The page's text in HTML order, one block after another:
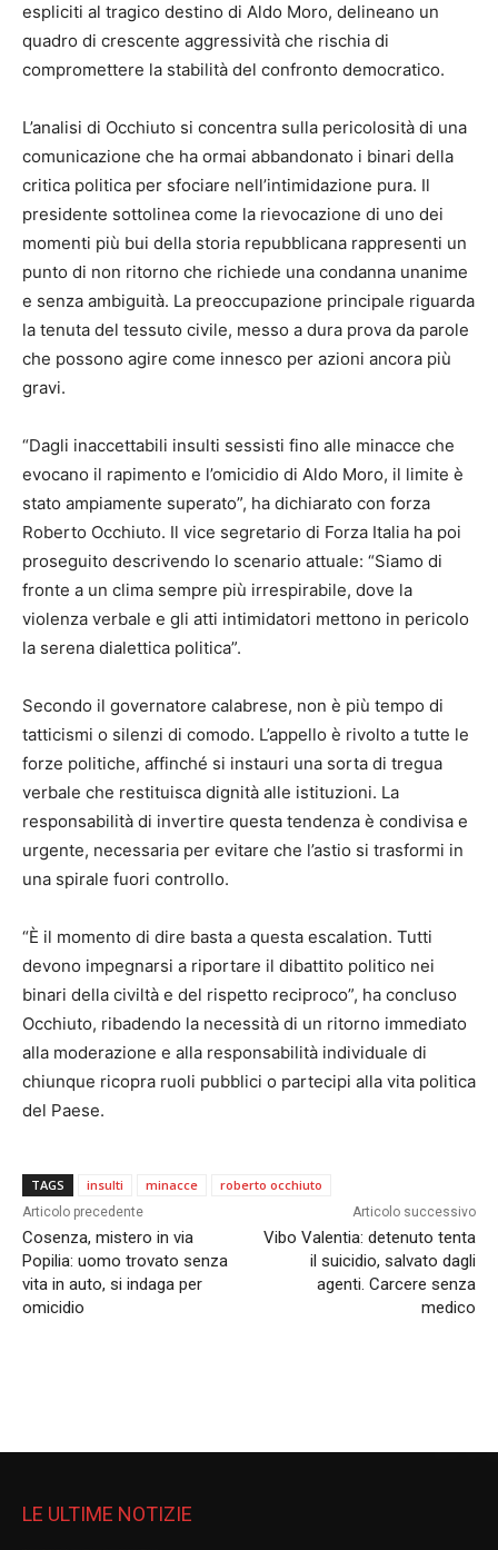
espliciti al tragico destino di Aldo Moro, delineano un
quadro di crescente aggressività che rischia di
compromettere la stabilità del confronto democratico.
L’analisi di Occhiuto si concentra sulla pericolosità di una
comunicazione che ha ormai abbandonato i binari della
critica politica per sfociare nell’intimidazione pura. Il
presidente sottolinea come la rievocazione di uno dei
momenti più bui della storia repubblicana rappresenti un
punto di non ritorno che richiede una condanna unanime
e senza ambiguità. La preoccupazione principale riguarda
la tenuta del tessuto civile, messo a dura prova da parole
che possono agire come innesco per azioni ancora più
gravi.
“Dagli inaccettabili insulti sessisti fino alle minacce che
evocano il rapimento e l’omicidio di Aldo Moro, il limite è
stato ampiamente superato”, ha dichiarato con forza
Roberto Occhiuto. Il vice segretario di Forza Italia ha poi
proseguito descrivendo lo scenario attuale: “Siamo di
fronte a un clima sempre più irrespirabile, dove la
violenza verbale e gli atti intimidatori mettono in pericolo
la serena dialettica politica”.
Secondo il governatore calabrese, non è più tempo di
tatticismi o silenzi di comodo. L’appello è rivolto a tutte le
forze politiche, affinché si instauri una sorta di tregua
verbale che restituisca dignità alle istituzioni. La
responsabilità di invertire questa tendenza è condivisa e
urgente, necessaria per evitare che l’astio si trasformi in
una spirale fuori controllo.
“È il momento di dire basta a questa escalation. Tutti
devono impegnarsi a riportare il dibattito politico nei
binari della civiltà e del rispetto reciproco”, ha concluso
Occhiuto, ribadendo la necessità di un ritorno immediato
alla moderazione e alla responsabilità individuale di
chiunque ricopra ruoli pubblici o partecipi alla vita politica
del Paese.
TAGS insulti minacce roberto occhiuto
Articolo precedente
Cosenza, mistero in via
Popilia: uomo trovato senza
vita in auto, si indaga per
omicidio
Articolo successivo
Vibo Valentia: detenuto tenta
il suicidio, salvato dagli
agenti. Carcere senza
medico
LE ULTIME NOTIZIE